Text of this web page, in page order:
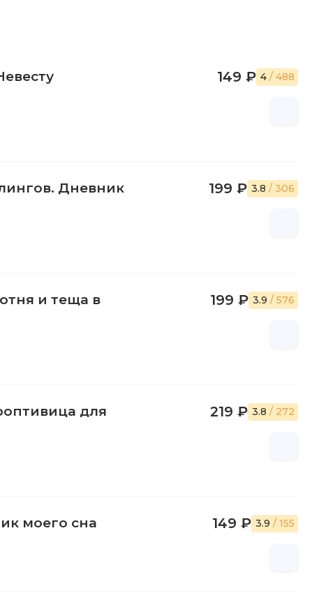
149 ₽ 4 / 488
Дневник
199 ₽ 3.8 / 306
и теща в
199 ₽ 3.9 / 576
для
219 ₽ 3.8 / 272
моего сна 149 ₽ 3.9 / 155